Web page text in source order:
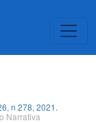
n 278, 2021.
Narrativa